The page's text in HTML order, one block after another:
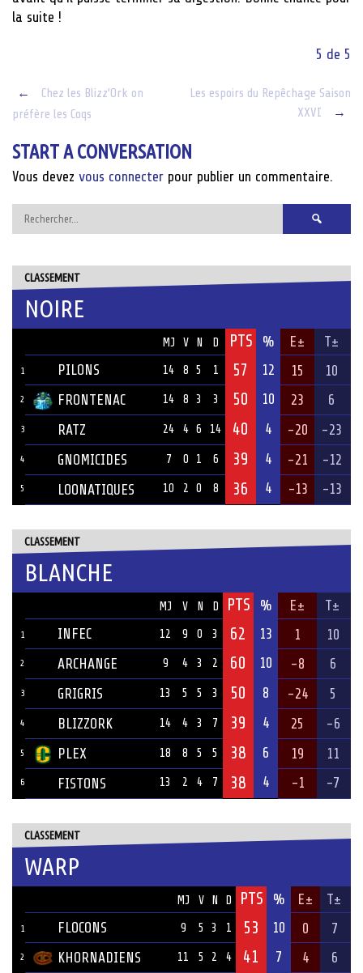
la suite !
5 de 5
Post
←
Chez les Blizz’Ork on
préfère les Coqs
Les espoirs du Repêchage Saison
XXVI
→
START A CONVERSATION
Vous devez vous connecter pour publier un commentaire.
Rechercher :
CLASSEMENT
NOIRE
MJ V N D PTS % E± T±
1 PILONS 14 8 5 1 57 12 15 10
2 FRONTENAC 14 8 3 3 50 10 23 6
3 RATZ 24 4 6 14 40 4 -20 -23
4 GNOMICIDES 7 0 1 6 39 4 -21 -12
5 LOONATIQUES 10 2 0 8 36 4 -13 -13
CLASSEMENT
BLANCHE
MJ V N D PTS % E± T±
1 INFEC 12 9 0 3 62 13 1 10
2 ARCHANGE 9 4 3 2 60 10 -8 6
3 GRIGRIS 13 5 5 3 50 8 -24 5
4 BLIZZORK 14 4 3 7 39 4 25 -6
5 PLEX 18 8 5 5 38 6 19 11
6 FISTONS 13 2 4 7 38 4 -1 -7
CLASSEMENT
WARP
MJ V N D PTS % E± T±
1 FLOCONS 9 5 3 1 53 10 0 7
2 KHORNADIENS 11 5 2 4 41 7 4 6